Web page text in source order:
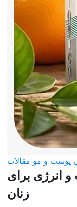
پوست و مو مقالات
انرژی برای
زنان